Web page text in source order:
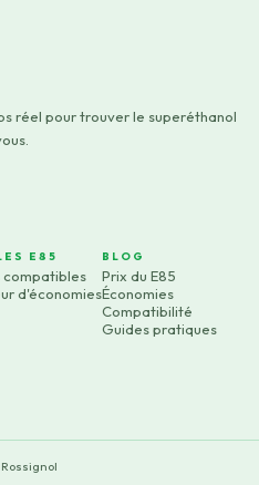
réel pour trouver le superéthanol
E85
compatibles
d'économies
BLOG
Prix du E85
Économies
Compatibilité
Guides pratiques